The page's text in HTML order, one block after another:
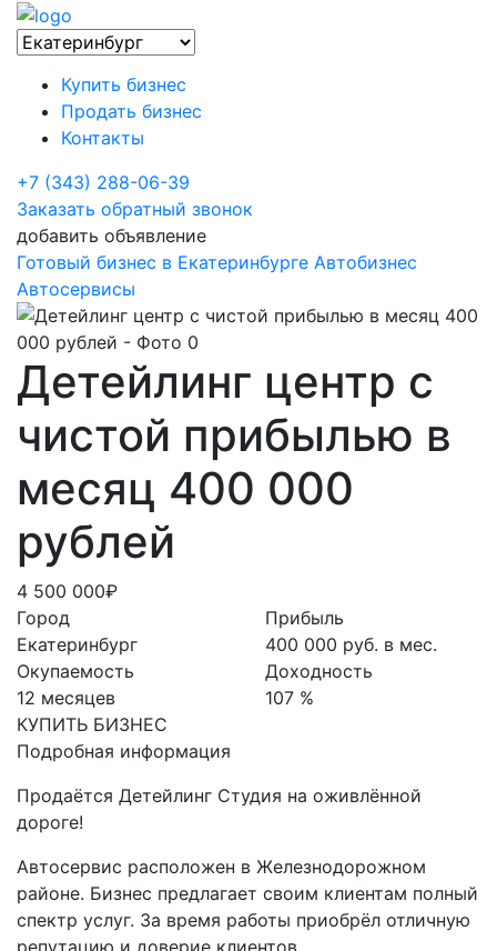
Купить бизнес
Продать бизнес
Контакты
+7 (343) 288-06-39
Заказать обратный звонок
добавить объявление
Готовый бизнес в Екатеринбурге Автобизнес
Автосервисы
​Детейлинг центр с
чистой прибылью в
месяц 400 000
рублей
4 500 000₽
Город
Екатеринбург
Окупаемость
12 месяцев
КУПИТЬ БИЗНЕС
Прибыль
400 000 руб. в мес.
Доходность
107 %
Подробная информация
Продаётся Детейлинг Студия на оживлённой
дороге!
Автосервис расположен в Железнодорожном
районе. Бизнес предлагает своим клиентам полный
спектр услуг. За время работы приобрёл отличную
репутацию и доверие клиентов.